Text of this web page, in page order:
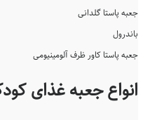
جعبه پاستا گلدانی
باندرول
جعبه پاستا کاور ظرف آلومینیومی
انواع جعبه غذای